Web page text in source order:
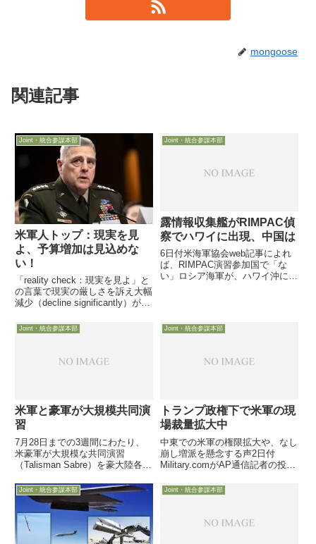
mongoose
関連記事
Joint・統合参謀本部
米軍人トップ：現実を見
よ、予算増加は見込めな
い！
「reality check：現実を見よ」と
の言葉で現実の厳しさを訴え大幅
減少（decline significantly）が理
のMark Milley統合参謀本部議長
がブリッキングス研究所主催イベ
Joint・統合参謀本部
露情報収集艦がRIMPAC偵
察でハワイに出現、中国は
6日付米海軍協会web記事によれ
ば、RIMPAC演習参加国で「な
い」ロシア海軍が、ハワイ沖に情
RIMPAC参加国で...
Joint・統合参謀本部
米軍と豪軍が大規模共同演
習
7月28日までの3週間にわたり、
米豪軍が大規模な共同演習
（Talisman Sabre）を豪大陸各地
ミサイル攻撃に対し脆弱な日本か
らいざというとき退却する訓練の
ようです。米国が豪との連携強化
を軍事的合理性に基づき・・
Joint・統合参謀本部
トランプ政権下で米軍の現
場裁量拡大中
中東での米軍の権限拡大や、なし
崩し増派を懸念する声2日付
Military.comがAP通信記者の投稿
の約2ヶ月間で、トランプ大統領
の対テロ重視や対テロ作戦強化の
揮官の作戦裁量の範囲...
Joint・統合参謀本部 Joint・統合参謀本部